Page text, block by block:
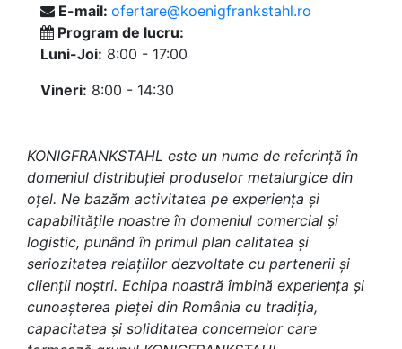
E-mail: ofertare@koenigfrankstahl.ro
Program de lucru:
Luni-Joi: 8:00 - 17:00
Vineri: 8:00 - 14:30
KONIGFRANKSTAHL este un nume de referință în
domeniul distribuției produselor metalurgice din
oțel. Ne bazăm activitatea pe experiența și
capabilitățile noastre în domeniul comercial și
logistic, punând în primul plan calitatea și
seriozitatea relațiilor dezvoltate cu partenerii și
clienții noștri. Echipa noastră îmbină experiența și
cunoașterea pieței din România cu tradiția,
capacitatea și soliditatea concernelor care